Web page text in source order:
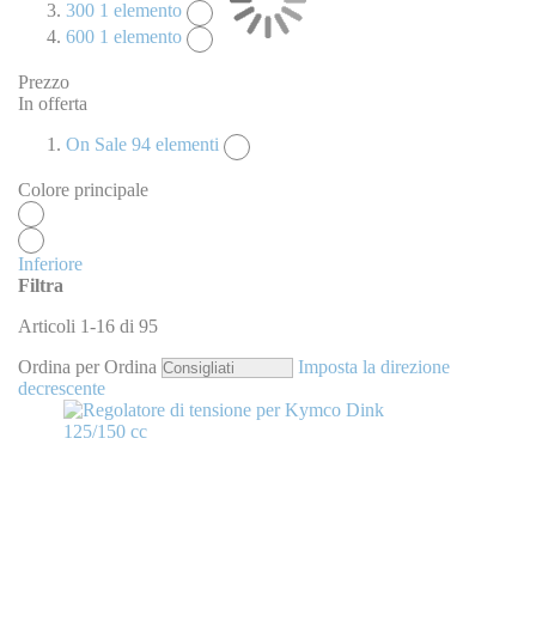
Filtra
Articoli 1-16 di 95
Ordina per Ordina
Imposta la direzione
decrescente
300 1 elemento
600 1 elemento
Prezzo
In offerta
On Sale 94 elementi
Colore principale
Inferiore